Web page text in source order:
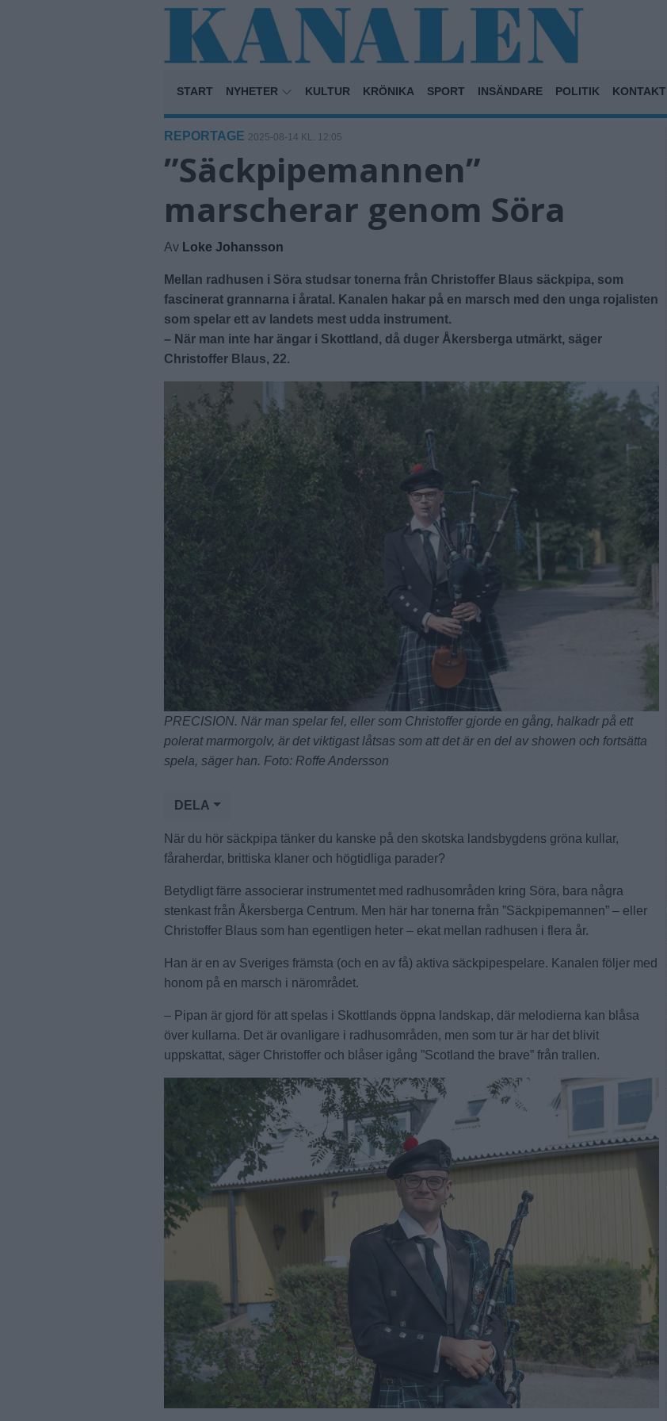
START NYHETER KULTUR KRÖNIKA SPORT INSÄNDARE POLITIK KONTAKT
REPORTAGE 2025-08-14 KL. 12:05
”Säckpipemannen”
marscherar genom Söra
Av Loke Johansson
Mellan radhusen i Söra studsar tonerna från Christoffer Blaus säckpipa, som
fascinerat grannarna i åratal. Kanalen hakar på en marsch med den unga rojalisten
som spelar ett av landets mest udda instrument.
– När man inte har ängar i Skottland, då duger Åkersberga utmärkt, säger
Christoffer Blaus, 22.
PRECISION. När man spelar fel, eller som Christoffer gjorde en gång, halkadr på ett
polerat marmorgolv, är det viktigast låtsas som att det är en del av showen och fortsätta
spela, säger han. Foto: Roffe Andersson
DELA
När du hör säckpipa tänker du kanske på den skotska landsbygdens gröna kullar,
fåraherdar, brittiska klaner och högtidliga parader?
Betydligt färre associerar instrumentet med radhusområden kring Söra, bara några
stenkast från Åkersberga Centrum. Men här har tonerna från ”Säckpipemannen” – eller
Christoffer Blaus som han egentligen heter – ekat mellan radhusen i flera år.
Han är en av Sveriges främsta (och en av få) aktiva säckpipespelare. Kanalen följer med
honom på en marsch i närområdet.
– Pipan är gjord för att spelas i Skottlands öppna landskap, där melodierna kan blåsa
över kullarna. Det är ovanligare i radhusområden, men som tur är har det blivit
uppskattat, säger Christoffer och blåser igång ”Scotland the brave” från trallen.